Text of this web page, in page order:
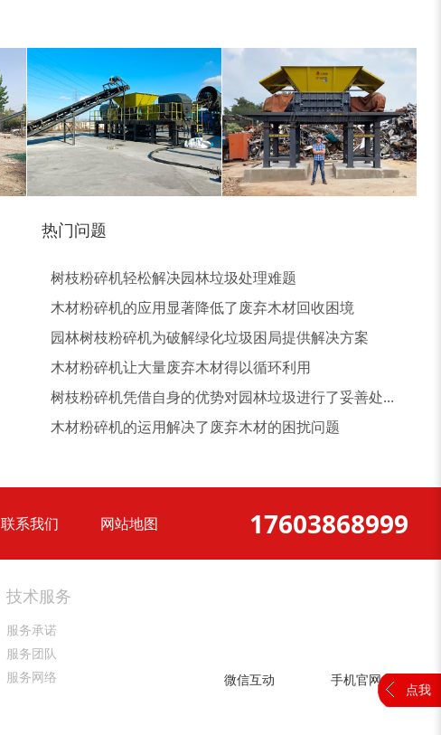
大型稻草捆撕碎机... 金属撕碎机
锯末粉碎机 大件垃圾处理设备...
热门问题
树枝粉碎机轻松解决园林垃圾处理难题
木材粉碎机的应用显著降低了废弃木材回收困境
园林树枝粉碎机为破解绿化垃圾困局提供解决方案
木材粉碎机让大量废弃木材得以循环利用
树枝粉碎机凭借自身的优势对园林垃圾进行了妥善处...
木材粉碎机的运用解决了废弃木材的困扰问题
联系我们 网站地图 17603868999
技术服务
服务承诺
服务团队
服务网络
微信互动 手机官网
点我